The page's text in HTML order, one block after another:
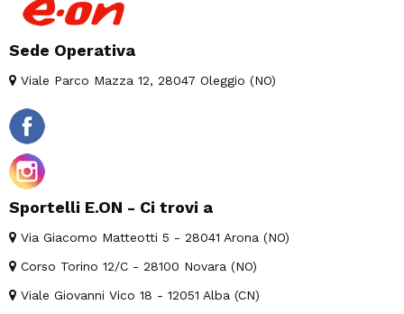
Sede Operativa
Viale Parco Mazza 12, 28047 Oleggio (NO)
Sportelli E.ON - Ci trovi a
Via Giacomo Matteotti 5 - 28041 Arona (NO)
Corso Torino 12/C - 28100 Novara (NO)
Viale Giovanni Vico 18 - 12051 Alba (CN)